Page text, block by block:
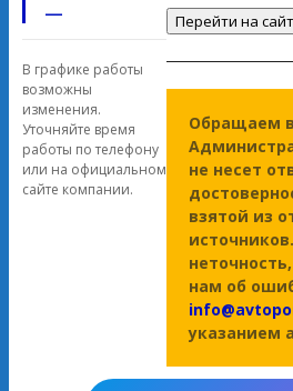
—
В графике работы
возможны
изменения.
Уточняйте время
работы по телефону
или на официальном
сайте компании.
Перейти на сайт
Обращаем
не несет
взятой из
нам об
указанием